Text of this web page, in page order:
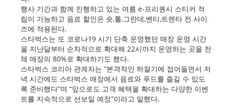
행사 기간과 함께 진행하고 있는 여름 e-프리퀀시 스티커 적
립이 가능하고 음료 할인은 숏,톨,그란데,벤티,트렌타 전 사이
즈에 적용된다.
스타벅스는 또 코로나19 시기 단축 운영했던 매장 운영 시간
을 지난달부터 순차적으로 확대해 22시까지 운영하는 곳을 전
체 매장의 80%로 확대하기도 했다.
스타벅스 코리아 관계자는 “본격적인 하절기에 접어들면서 저
녁 시간에도 스타벅스 매장에서 음료와 푸드를 즐길 수 있도
록 준비했다”며 “앞으로도 고객 혜택을 확대하는 다양한 이벤
트를 지속적으로 선보일 예정”이라고 말했다.